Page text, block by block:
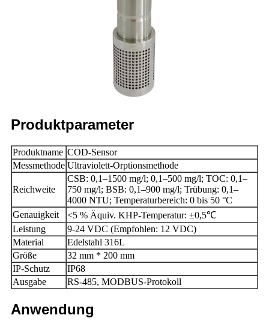
Produktparameter
Produktname COD-Sensor
Messmethode Ultraviolett-Orptionsmethode
Reichweite
CSB: 0,1–1500 mg/l; 0,1–500 mg/l; TOC: 0,1–
750 mg/l; BSB: 0,1–900 mg/l; Trübung: 0,1–
4000 NTU; Temperaturbereich: 0 bis 50 °C
Genauigkeit
<5 % Äquiv. KHP-Temperatur: ±0,5℃
Leistung
9-24 VDC (Empfohlen: 12 VDC)
Material
Edelstahl 316L
Größe
32 mm * 200 mm
IP-Schutz
IP68
Ausgabe
RS-485, MODBUS-Protokoll
Anwendung